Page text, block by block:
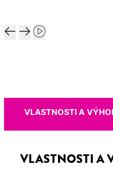
VLASTNOSTI A
VLASTNOSTI A